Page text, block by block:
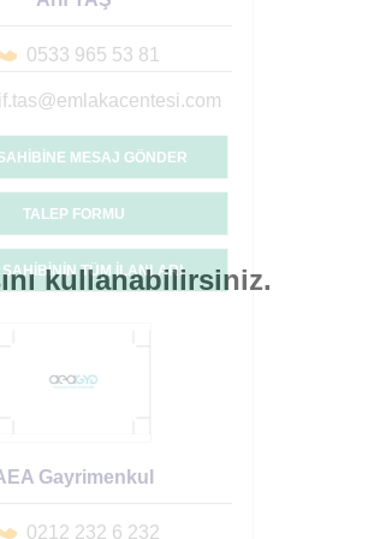
kullanabilirsiniz.
0533 965 53 81
MESAJ GÖNDER
TALEP FORMU
TÜM İLANLARI
Gayrimenkul
0212 232 6 232